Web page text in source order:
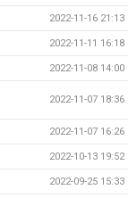
2022-11-16 21:13
2022-11-11 16:18
2022-11-08 14:00
2022-11-07 18:36
2022-11-07 16:26
2022-10-13 19:52
2022-09-25 15:33